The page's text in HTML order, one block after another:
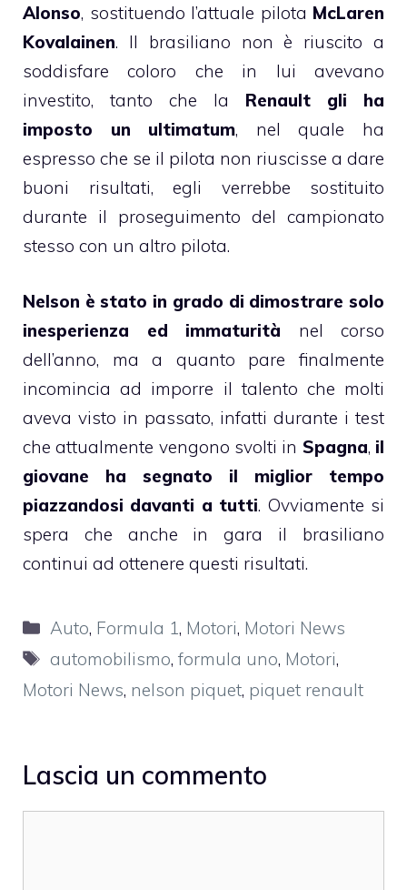
Alonso, sostituendo l’attuale pilota McLaren
Kovalainen. Il brasiliano non è riuscito a
soddisfare coloro che in lui avevano
investito, tanto che la Renault gli ha
imposto un ultimatum, nel quale ha
espresso che se il pilota non riuscisse a dare
buoni risultati, egli verrebbe sostituito
durante il proseguimento del campionato
stesso con un altro pilota.
Nelson è stato in grado di dimostrare solo
inesperienza ed immaturità nel corso
dell’anno, ma a quanto pare finalmente
incomincia ad imporre il talento che molti
aveva visto in passato, infatti durante i test
che attualmente vengono svolti in Spagna, il
giovane ha segnato il miglior tempo
piazzandosi davanti a tutti. Ovviamente si
spera che anche in gara il brasiliano
continui ad ottenere questi risultati.
Categorie
Auto, Formula 1, Motori, Motori News
Tag
automobilismo,formula uno, Motori,
Motori News, nelson piquet, piquet renault
Lascia un commento